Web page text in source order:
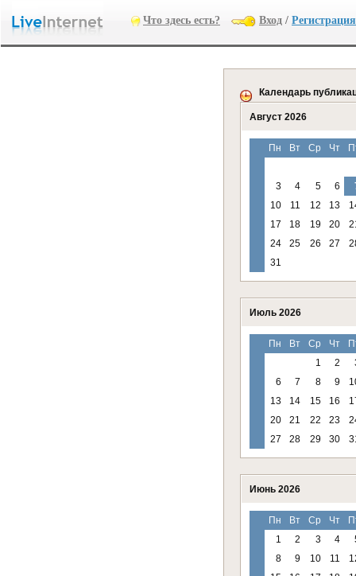
Что здесь есть? Вход / Регистрация
Календарь
Август 2026
Пн Вт Ср Чт
3 4 5 6
10
11 12 13
17
18 19 20
24
25 26 27
31
Июль 2026
Пн Вт Ср Чт
1
2
6
7 8 9
13
14 15 16
20
21 22 23
27
28 29 30
Июнь 2026
Пн Вт Ср Чт
1
2 3 4
8
9 10 11